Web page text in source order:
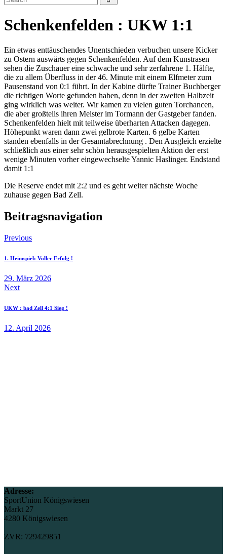
Schenkenfelden : UKW 1:1
Ein etwas enttäuschendes Unentschieden verbuchen unsere Kicker
zu Ostern auswärts gegen Schenkenfelden. Auf dem Kunstrasen
sehen die Zuschauer eine schwache und sehr zerfahrene 1. Hälfte,
die zu allem Überfluss in der 46. Minute mit einem Elfmeter zum
Pausenstand von 0:1 führt. In der Kabine dürfte Trainer Buchberger
die richtigen Worte gefunden haben, denn in der zweiten Halbzeit
ging wirklich was weiter. Wir kamen zu vielen guten Torchancen,
die aber großteils ihren Meister im Tormann der Gastgeber fanden.
Schenkenfelden hielt mit teilweise überharten Attacken dagegen.
Höhepunkt waren dann zwei gelbrote Karten. 6 gelbe Karten
standen ebenfalls in der Gesamtabrechnung . Den Ausgleich erzielte
schließlich aus einer sehr schön herausgespielten Aktion der erst
wenige Minuten vorher eingewechselte Yannic Haslinger. Endstand
damit 1:1
Die Reserve endet mit 2:2 und es geht weiter nächste Woche
zuhause gegen Bad Zell.
Beitragsnavigation
Previous
1. Heimspiel: Voller Erfolg !
29. März 2026
Next
UKW : bad Zell 4:1 Sieg !
12. April 2026
Adresse:
SportUnion Königswiesen
Markt 27
4280 Königswiesen
ZVR: 729429851